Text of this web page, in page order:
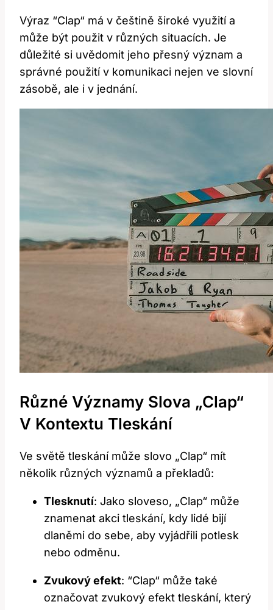
Výraz ‌“Clap“ ‍má v češtině široké využití a‍
může ⁤být použit ​v ‍různých situacích. ⁤Je
důležité si uvědomit⁣ jeho přesný ​význam ​a
správné použití ⁢v komunikaci nejen ve slovní
⁤zásobě, ale i v jednání.
Různé⁤ Významy ⁤slova „Clap“
V Kontextu Tleskání
Ve světě tleskání ⁢může ⁣slovo „Clap“ mít
několik různých​ významů a ⁤překladů:
Tlesknutí: Jako ‍sloveso, „Clap“ může
znamenat akci ‌tleskání, ⁤kdy lidé ⁣bijí⁤
dlaněmi ‌do ⁣sebe,⁣ aby vyjádřili⁢ potlesk ​
nebo odměnu.
Zvukový efekt: ⁣“Clap“ ​může také
označovat zvukový efekt ⁤tleskání, který